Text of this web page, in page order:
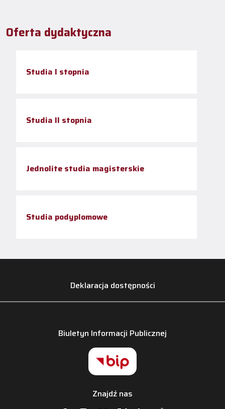
Oferta dydaktyczna
Studia I stopnia
Studia II stopnia
Jednolite studia magisterskie
Studia podyplomowe
Deklaracja dostępności
Biuletyn Informacji Publicznej
Znajdź nas